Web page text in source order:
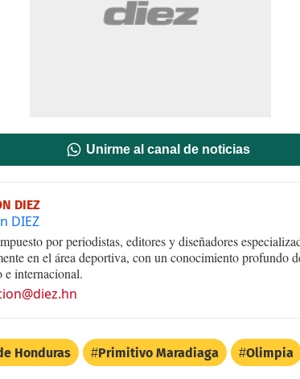
Unirme al canal de noticias
DIEZ
DIEZ
por periodistas, editores y diseñadores
en el área deportiva, con un conocimiento profundo
e internacional.
Honduras Primitivo Maradiaga Olimpia